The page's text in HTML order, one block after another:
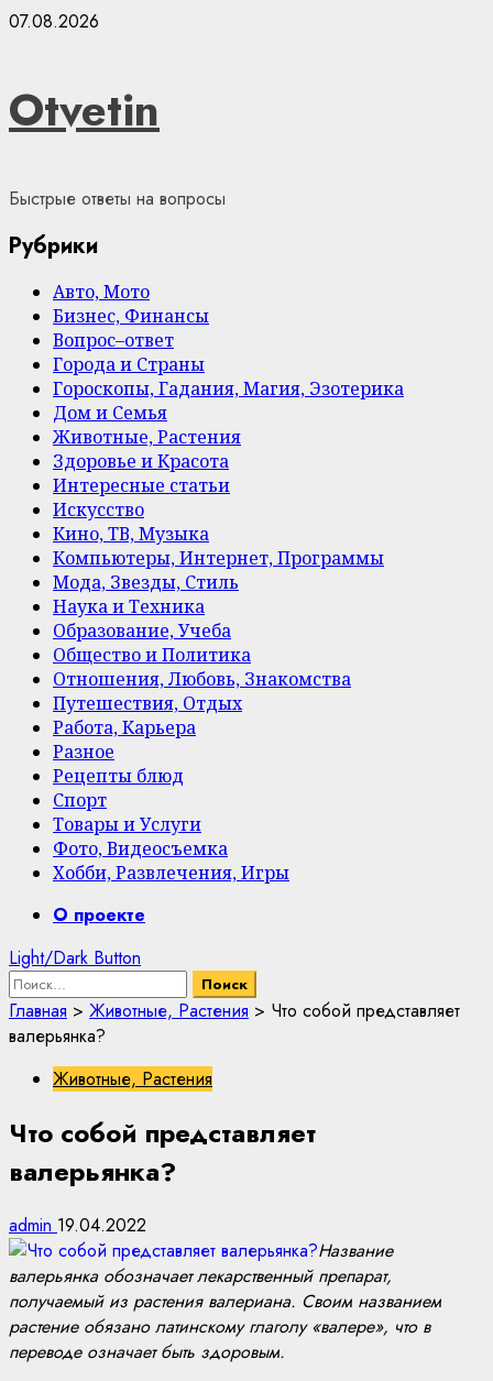
Skip
07.08.2026
Otvetin
Быстрые ответы на вопросы
Рубрики
Авто, Мото
Бизнес, Финансы
Вопрос–ответ
Города и Страны
Гороскопы, Гадания, Магия, Эзотерика
Дом и Семья
Животные, Растения
Здоровье и Красота
Интересные статьи
Искусство
Кино, ТВ, Музыка
Компьютеры, Интернет, Программы
Мода, Звезды, Стиль
Наука и Техника
Образование, Учеба
Общество и Политика
Отношения, Любовь, Знакомства
Путешествия, Отдых
Работа, Карьера
Разное
Рецепты блюд
Спорт
Товары и Услуги
Фото, Видеосъемка
Хобби, Развлечения, Игры
PrimaryО проекте
Light/Dark Button
Найти:
Главная > Животные, Растения > Что собой представляет
валерьянка?
Животные, Растения
Что собой представляет
валерьянка?
admin 19.04.2022
Название
валерьянка обозначает лекарственный препарат,
получаемый из растения валериана. Своим названием
растение обязано латинскому глаголу «валере», что в
переводе означает быть здоровым.